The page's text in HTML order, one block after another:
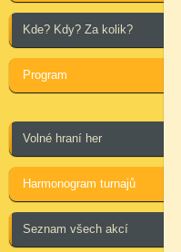
Kde? Kdy? Za kolik?
Program
Volné hraní her
Harmonogram turnajů
Seznam všech akcí